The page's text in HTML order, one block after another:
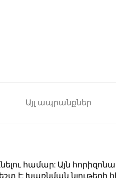
Այլ ապրանքներ
համար: Այն
է: Խառնման նյութերի